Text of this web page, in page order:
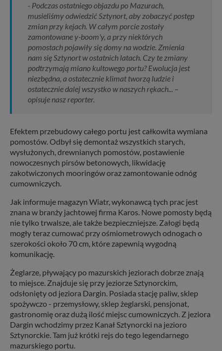
- Podczas ostatniego objazdu po Mazurach,
musieliśmy odwiedzić Sztynort, aby zobaczyć postęp
zmian przy kejach. W całym porcie zostały
zamontowane y-boom'y, a przy niektórych
pomostach pojawiły się domy na wodzie. Zmienia
nam się Sztynort w ostatnich latach. Czy te zmiany
podtrzymają miano kultowego portu? Ewolucja jest
niezbędna, a ostatecznie klimat tworzą ludzie i
ostatecznie dalej wszystko w naszych rękach... –
opisuje nasz reporter.
Efektem przebudowy całego portu jest całkowita wymiana
pomostów. Odbył się demontaż wszystkich starych,
wysłużonych, drewnianych pomostów, postawienie
nowoczesnych pirsów betonowych, likwidację
zakotwiczonych mooringów oraz zamontowanie odnóg
cumowniczych.
Jak informuje magazyn Wiatr, wykonawcą tych prac jest
znana w branży jachtowej firma Karos. Nowe pomosty będą
nie tylko trwalsze, ale także bezpieczniejsze. Załogi będą
mogły teraz cumować przy ośmiometrowych odnogach o
szerokości około 70 cm, które zapewnią wygodną
komunikację.
Żeglarze, pływający po mazurskich jeziorach dobrze znają
to miejsce. Znajduje się przy jeziorze Sztynorckim,
odsłonięty od jeziora Dargin. Posiada stację paliw, sklep
spożywczo - przemysłowy, sklep żeglarski, pensjonat,
gastronomię oraz dużą ilość miejsc cumowniczych. Z jeziora
Dargin wchodzimy przez Kanał Sztynorcki na jezioro
Sztynorckie. Tam już krótki rejs do tego legendarnego
mazurskiego portu.